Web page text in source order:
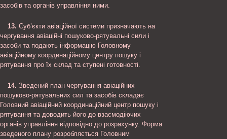
засобів та органів управління ними.
13. Суб’єкти авіаційної системи призначають на
чергування авіаційні пошуково-рятувальні сили і
засоби та подають інформацію Головному
авіаційному координаційному центру пошуку і
рятування про їх склад та ступені готовності.
14. Зведений план чергування авіаційних
пошуково-рятувальних сил та засобів складає
Головний авіаційний координаційний центр пошуку і
рятування та доводить його до взаємодіючих
органів управління відповідно до розрахунку. Форма
зведеного плану розробляється Головним